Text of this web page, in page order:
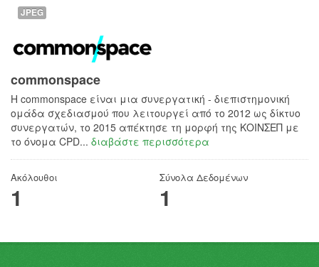
JPEG
commonspace
H commonspace είναι μια συνεργατική - διεπιστημονική
ομάδα σχεδιασμού που λειτουργεί από το 2012 ως δίκτυο
συνεργατών, το 2015 απέκτησε τη μορφή της ΚΟΙΝΣΕΠ με
το όνομα CPD... διαβάστε περισσότερα
Ακόλουθοι
1
Σύνολα Δεδομένων
1